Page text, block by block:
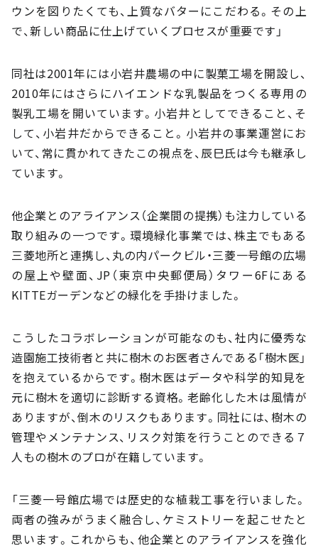
ウンを図りたくても、上質なバターにこだわる。その上
で、新しい商品に仕上げていくプロセスが重要です」
同社は2001年には小岩井農場の中に製菓工場を開設し、
2010年にはさらにハイエンドな乳製品をつくる専用の
製乳工場を開いています。小岩井としてできること、そ
して、小岩井だからできること。小岩井の事業運営にお
いて、常に貫かれてきたこの視点を、辰巳氏は今も継承し
ています。
他企業とのアライアンス（企業間の提携）も注力している
取り組みの一つです。環境緑化事業では、株主でもある
三菱地所と連携し、丸の内パークビル・三菱一号館の広場
の屋上や壁面、JP（東京中央郵便局）タワー6Fにある
KITTEガーデンなどの緑化を手掛けました。
こうしたコラボレーションが可能なのも、社内に優秀な
造園施工技術者と共に樹木のお医者さんである「樹木医」
を抱えているからです。樹木医はデータや科学的知見を
元に樹木を適切に診断する資格。老齢化した木は風情が
ありますが、倒木のリスクもあります。同社には、樹木の
管理やメンテナンス、リスク対策を行うことのできる７
人もの樹木のプロが在籍しています。
「三菱一号館広場では歴史的な植栽工事を行いました。
両者の強みがうまく融合し、ケミストリーを起こせたと
思います。これからも、他企業とのアライアンスを強化